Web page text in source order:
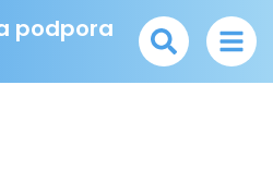
podpora